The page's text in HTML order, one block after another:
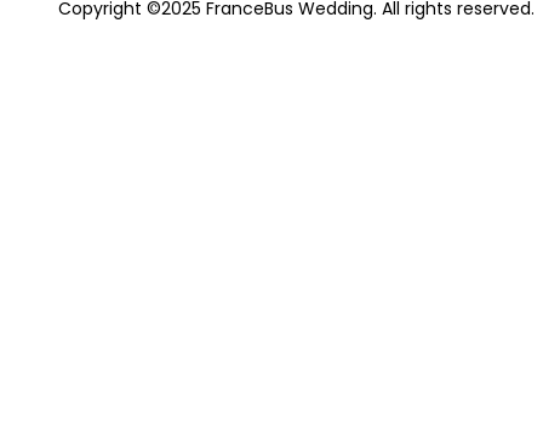
Copyright ©2025 FranceBus Wedding. All rights reserved.